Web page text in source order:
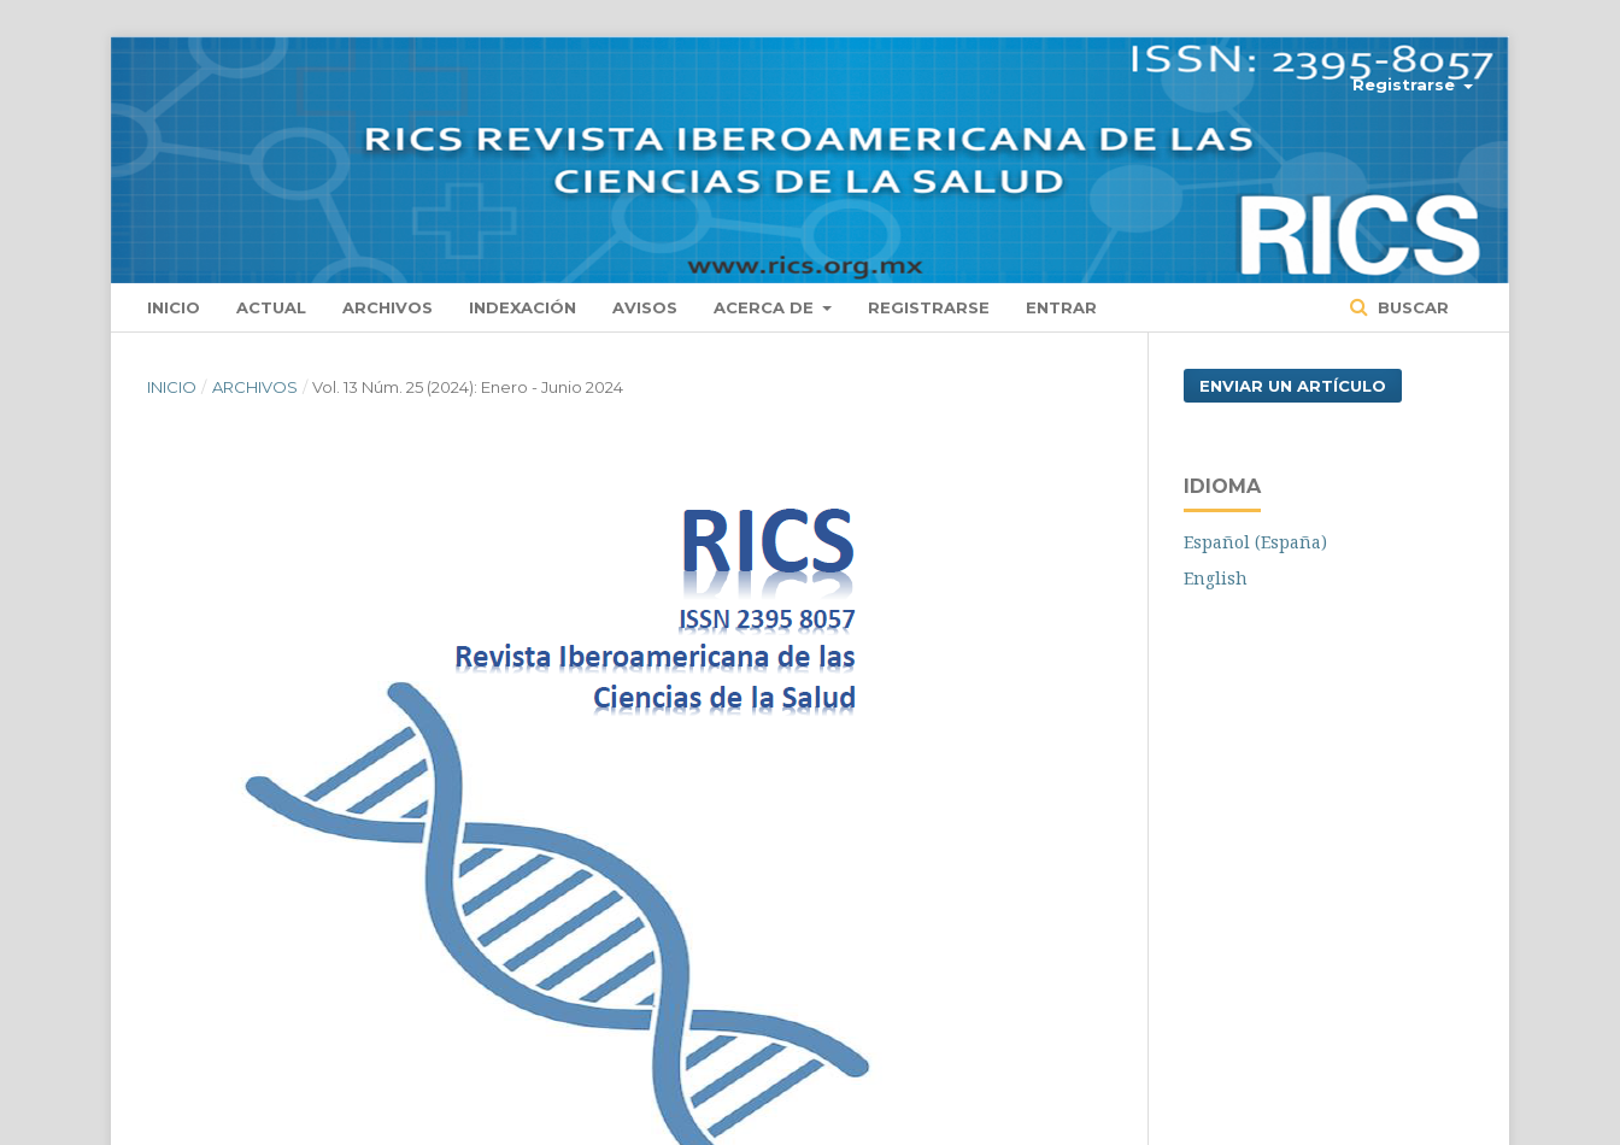
INICIO ACTUAL ARCHIVOS INDEXACIÓN AVISOS ACERCA DE REGISTRARSE ENTRAR BUSCAR
Registrarse
INICIO / ARCHIVOS / Vol. 13 Núm. 25 (2024): Enero - Junio 2024 ENVIAR UN ARTÍCULO
IDIOMA
Español (España)
English